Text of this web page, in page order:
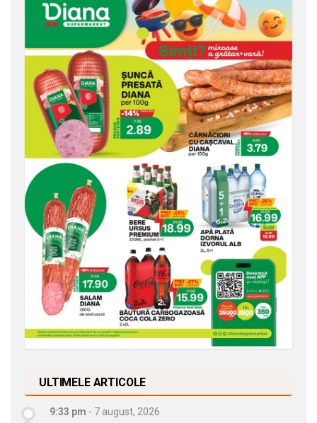
ULTIMELE ARTICOLE
9:33 pm - 7 august, 2026